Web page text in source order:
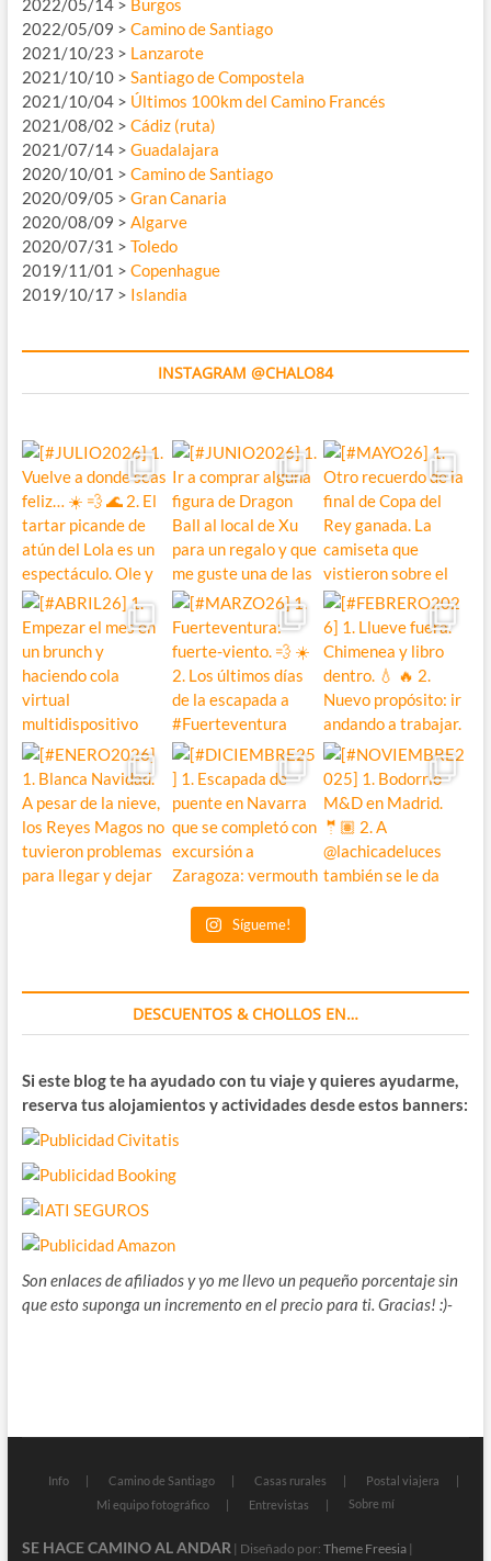
2022/05/14 > Burgos
2022/05/09 > Camino de Santiago
2021/10/23 > Lanzarote
2021/10/10 > Santiago de Compostela
2021/10/04 > Últimos 100km del Camino Francés
2021/08/02 > Cádiz (ruta)
2021/07/14 > Guadalajara
2020/10/01 > Camino de Santiago
2020/09/05 > Gran Canaria
2020/08/09 > Algarve
2020/07/31 > Toledo
2019/11/01 > Copenhague
2019/10/17 > Islandia
INSTAGRAM @CHALO84
Sígueme!
DESCUENTOS & CHOLLOS EN…
Si este blog te ha ayudado con tu viaje y quieres ayudarme,
reserva tus alojamientos y actividades desde estos banners:
Son enlaces de afiliados y yo me llevo un pequeño porcentaje sin
que esto suponga un incremento en el precio para ti. Gracias! :)-
Info Camino de Santiago Casas rurales
Postal viajera
Mi equipo fotográfico
Entrevistas Sobre mí
SE HACE CAMINO AL ANDAR| Diseñado por: Theme Freesia|